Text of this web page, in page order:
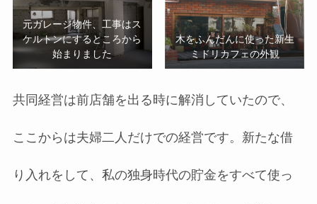
元ガレージ物件、工事はス
ケルトンにするところから
始まりました
木をふんだんに使った新生
ミドリカフェの外観
共同経営は前店舗を出る時に解消していたので、
ここからは夫婦二人だけでの経営です。新たな借
り入れをして、私の独身時代の貯金をすべて使っ